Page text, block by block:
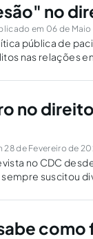
no
em 06 de Maio
pública de
nas relações
no
de Fevereiro de
no CDC
suscitou
como